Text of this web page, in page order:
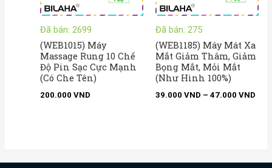
Đã bán: 2699
(WEB1015) Máy
Massage Rung 10 Chế
Độ Pin Sạc Cực Mạnh
(Có Che Tên)
200.000VND
Đã bán: 275
(WEB1185) Máy Mát Xa
Mắt Giảm Thâm, Giảm
Bọng Mắt, Mỏi Mắt
(Như Hình 100%)
39.000 VND – 47.000 VND